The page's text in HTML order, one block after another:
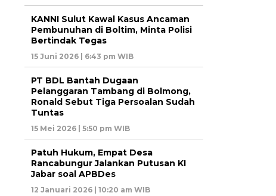
KANNI Sulut Kawal Kasus Ancaman
Pembunuhan di Boltim, Minta Polisi
Bertindak Tegas
15 Juni 2026 | 6:43 pm WIB
PT BDL Bantah Dugaan
Pelanggaran Tambang di Bolmong,
Ronald Sebut Tiga Persoalan Sudah
Tuntas
15 Mei 2026 | 5:50 pm WIB
Patuh Hukum, Empat Desa
Rancabungur Jalankan Putusan KI
Jabar soal APBDes
12 Januari 2026 | 10:20 am WIB